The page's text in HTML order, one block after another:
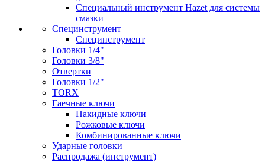
Специальный инструмент Hazet для системы
смазки
Специнструмент
Специнструмент
Головки 1/4"
Головки 3/8"
Отвертки
Головки 1/2"
TORX
Гаечные ключи
Накидные ключи
Рожковые ключи
Комбинированные ключи
Ударные головки
Распродажа (инструмент)